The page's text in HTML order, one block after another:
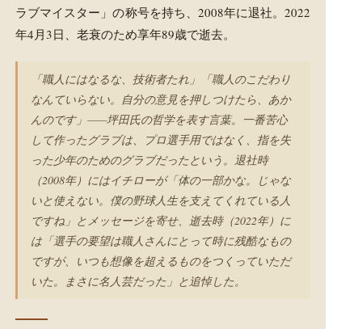
ラブマイスター」の称号を持ち、2008年に退社。2022
年4月3日、老衰のため享年89歳で逝去。
「職人にはなるな、技術者たれ」「職人のこだわり
なんていらない。自分の意見を押しつけたら、あか
んのです」——坪田氏の哲学を表す言葉。一番苦心
して作ったグラブは、プロ選手用ではなく、指を失
った少年のためのグラブだったという。退社時
（2008年）にはイチローが「体の一部かな。じゃな
いと使えない。僕の野球人生を支えてくれている人
ですね」とメッセージを寄せ、逝去時（2022年）に
は「選手の要望は職人さんにとって時に残酷なもの
ですが、いつも想像を超えるものをつくっていただ
いた。まさに名人芸だった」と追悼した。